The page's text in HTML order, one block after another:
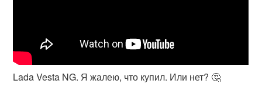
Lada Vesta NG. Я жалею, что купил. Или нет? 🤔